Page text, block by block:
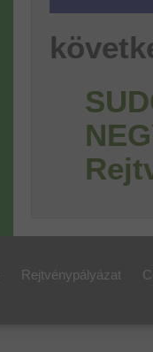
Rejtvénypályázat